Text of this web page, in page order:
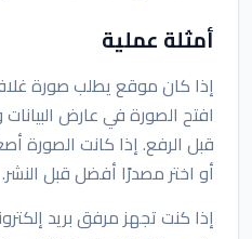
أمثلة عملية
افتح الصورة في عارض
قبل الرفع. إذا كانت الصورة
أو اختر مصدرًا أفضل قبل النشر.
إذا كنت تجهز مرفق بريد